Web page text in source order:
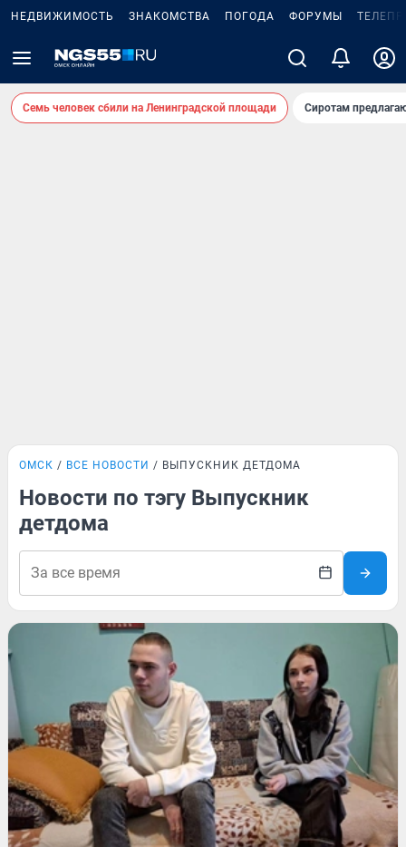
НЕДВИЖИМОСТЬ ЗНАКОМСТВА ПОГОДА ФОРУМЫ
Семь человек сбили на Ленинградской площади Сиротам
ОМСК ВСЕ НОВОСТИ ВЫПУСКНИК ДЕТДОМА
Новости по тэгу Выпускник
детдома